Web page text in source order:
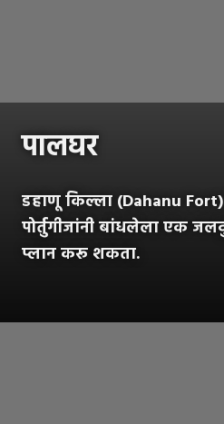
पालघर
डहाणू किल्ला (Dahanu
पोर्तुगीजांनी बांधलेला एक
प्लान करू शकता.